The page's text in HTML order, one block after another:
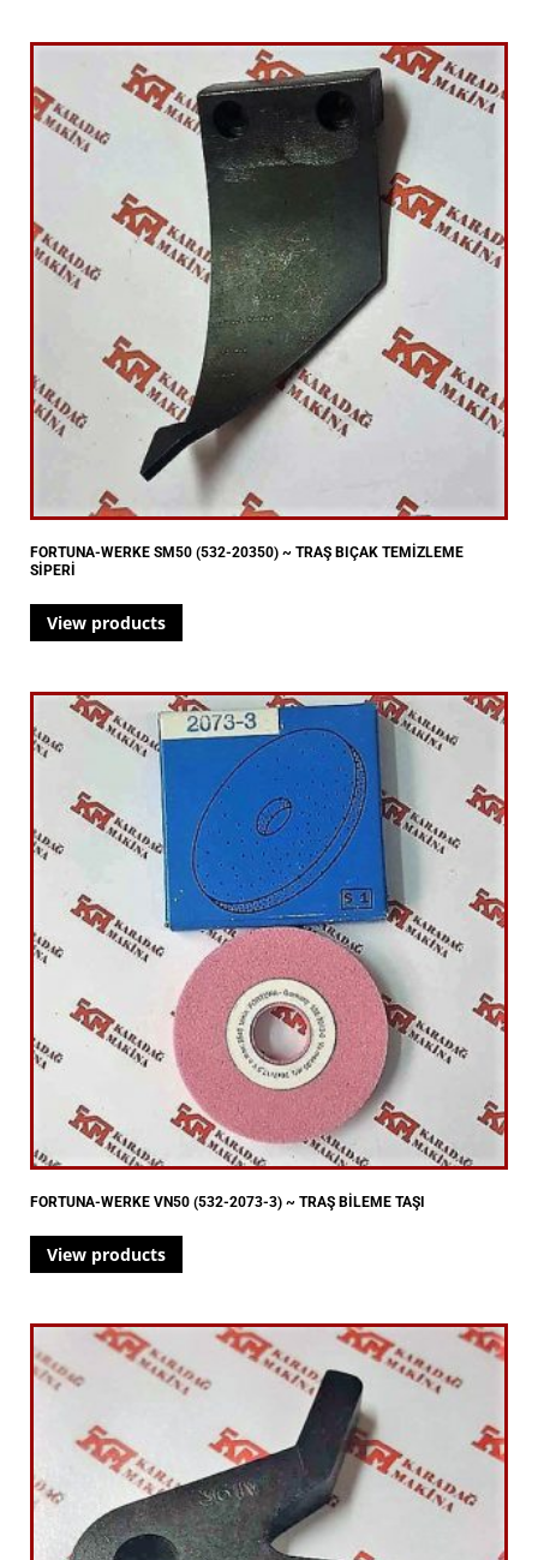
FORTUNA-WERKE SM50 (532-20350) ~ TRAŞ BIÇAK TEMİZLEME
SİPERİ
View products
FORTUNA-WERKE VN50 (532-2073-3) ~ TRAŞ BİLEME TAŞI
View products